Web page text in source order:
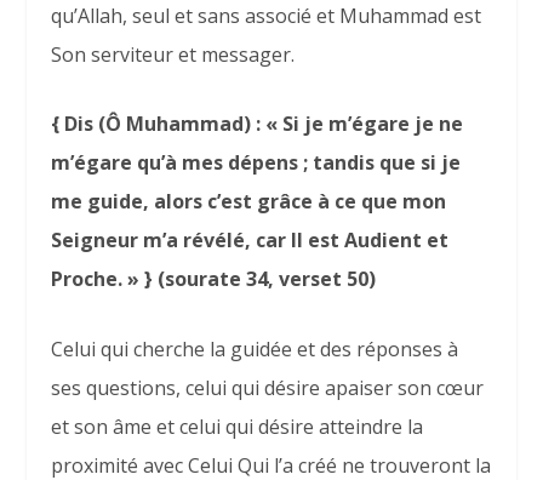
qu’Allah, seul et sans associé et Muhammad est
Son serviteur et messager.
{ Dis (Ô Muhammad) : « Si je m’égare je ne
m’égare qu’à mes dépens ; tandis que si je
me guide, alors c’est grâce à ce que mon
Seigneur m’a révélé, car Il est Audient et
Proche. » } (sourate 34, verset 50)
Celui qui cherche la guidée et des réponses à
ses questions, celui qui désire apaiser son cœur
et son âme et celui qui désire atteindre la
proximité avec Celui Qui l’a créé ne trouveront la